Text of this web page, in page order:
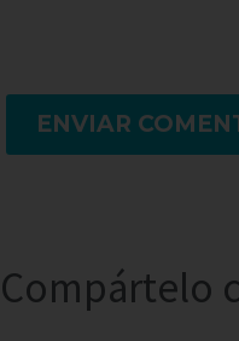
ENVIAR
Compártelo